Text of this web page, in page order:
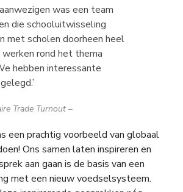
was een team
die schooluitwisseling
met scholen doorheen heel
werken rond het thema
hebben interessante
Trade Turnout –
een prachtig voorbeeld van globaal
Ons samen laten inspireren en
aan gaan is de basis van een
met een nieuw voedselsysteem.